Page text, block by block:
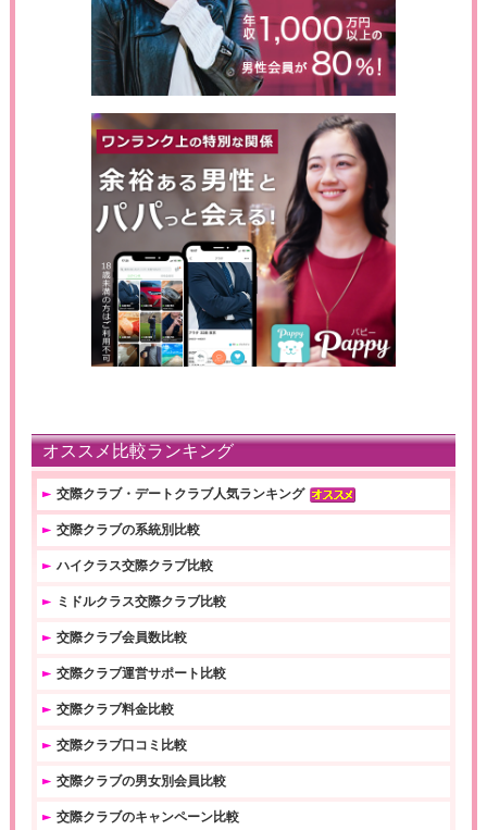
オススメ比較ランキング
交際クラブ・デートクラブ人気ランキング
交際クラブの系統別比較
ハイクラス交際クラブ比較
ミドルクラス交際クラブ比較
交際クラブ会員数比較
交際クラブ運営サポート比較
交際クラブ料金比較
交際クラブ口コミ比較
交際クラブの男女別会員比較
交際クラブのキャンペーン比較